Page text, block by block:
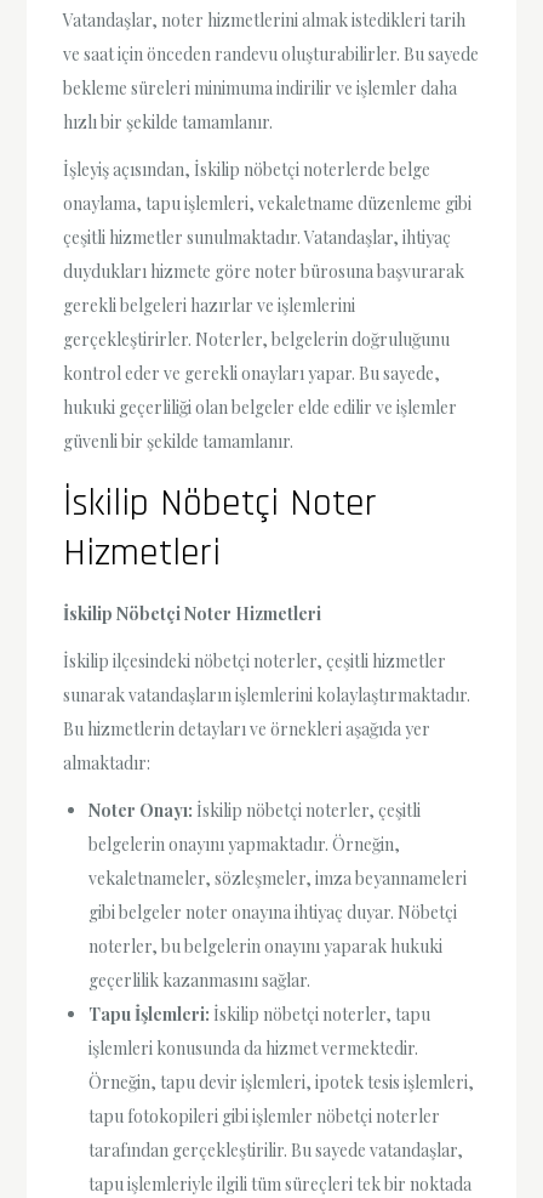
Vatandaşlar, noter hizmetlerini almak istedikleri tarih
ve saat için önceden randevu oluşturabilirler. Bu sayede
bekleme süreleri minimuma indirilir ve işlemler daha
hızlı bir şekilde tamamlanır.
İşleyiş açısından, İskilip nöbetçi noterlerde belge
onaylama, tapu işlemleri, vekaletname düzenleme gibi
çeşitli hizmetler sunulmaktadır. Vatandaşlar, ihtiyaç
duydukları hizmete göre noter bürosuna başvurarak
gerekli belgeleri hazırlar ve işlemlerini
gerçekleştirirler. Noterler, belgelerin doğruluğunu
kontrol eder ve gerekli onayları yapar. Bu sayede,
hukuki geçerliliği olan belgeler elde edilir ve işlemler
güvenli bir şekilde tamamlanır.
İskilip Nöbetçi Noter
Hizmetleri
İskilip Nöbetçi Noter Hizmetleri
İskilip ilçesindeki nöbetçi noterler, çeşitli hizmetler
sunarak vatandaşların işlemlerini kolaylaştırmaktadır.
Bu hizmetlerin detayları ve örnekleri aşağıda yer
almaktadır:
Noter Onayı: İskilip nöbetçi noterler, çeşitli
belgelerin onayını yapmaktadır. Örneğin,
vekaletnameler, sözleşmeler, imza beyannameleri
gibi belgeler noter onayına ihtiyaç duyar. Nöbetçi
noterler, bu belgelerin onayını yaparak hukuki
geçerlilik kazanmasını sağlar.
Tapu İşlemleri: İskilip nöbetçi noterler, tapu
işlemleri konusunda da hizmet vermektedir.
Örneğin, tapu devir işlemleri, ipotek tesis işlemleri,
tapu fotokopileri gibi işlemler nöbetçi noterler
tarafından gerçekleştirilir. Bu sayede vatandaşlar,
tapu işlemleriyle ilgili tüm süreçleri tek bir noktada